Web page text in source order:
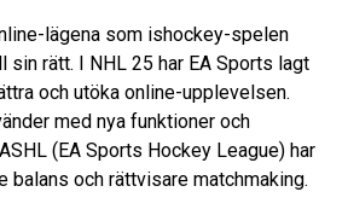
lägena som ishockey-spelen
sin rätt. I NHL 25 har EA Sports lagt
och utöka online-upplevelsen.
med nya funktioner och
(EA Sports Hockey League) har
balans och rättvisare matchmaking.